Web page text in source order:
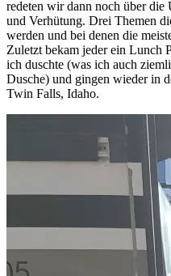
redeten wir dann noch über die
und Verhütung. Drei Themen
werden und bei denen die
Zuletzt bekam jeder ein Lunch
ich duschte (was ich auch
Dusche) und gingen wieder in
Twin Falls, Idaho.